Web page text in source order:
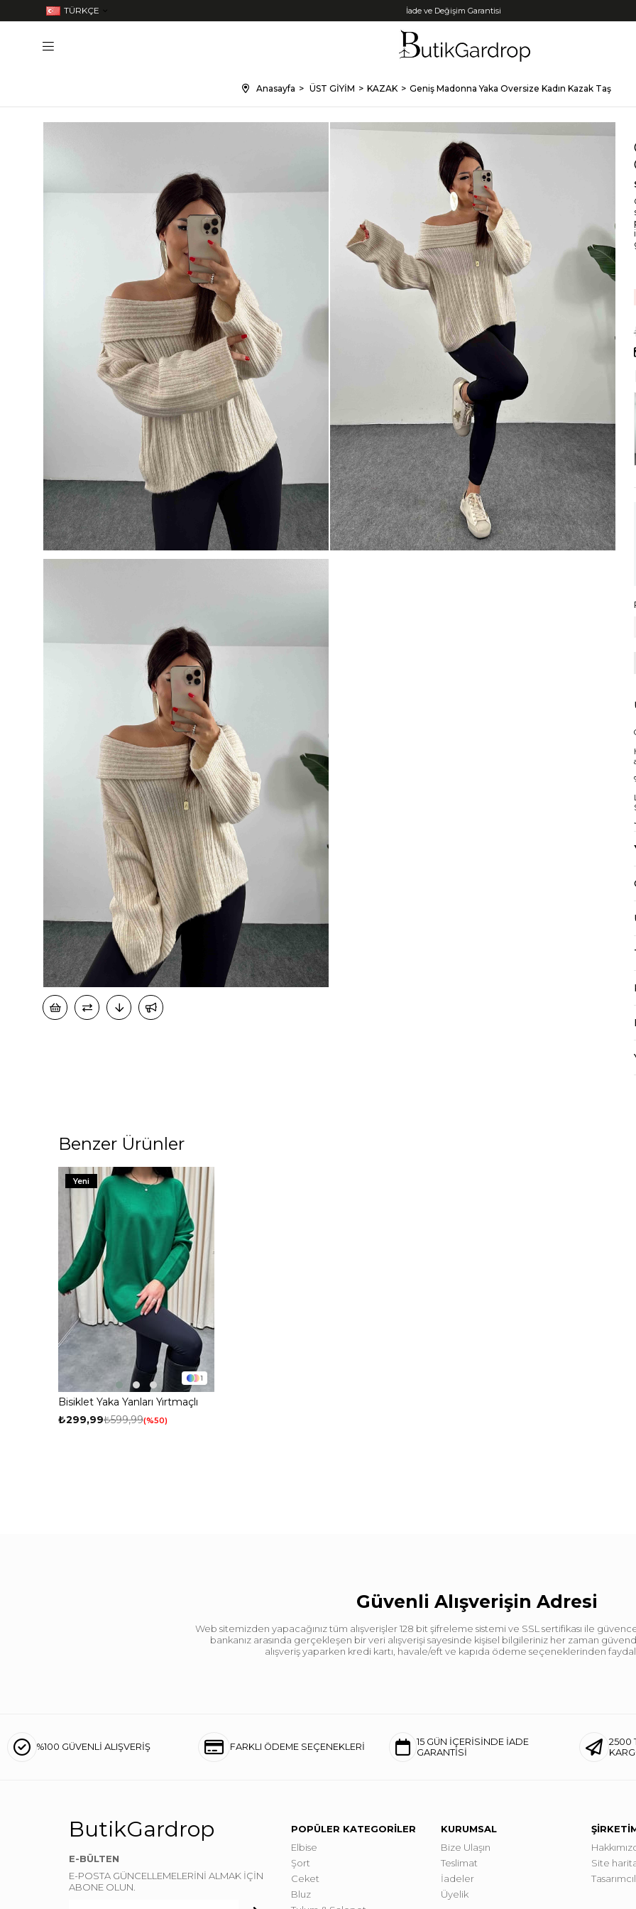
TÜRKÇE Tüm Kredi Kartlarına +12 Taksit İmkanı!
Anasayfa ÜST GİYİM KAZAK Geniş Madonna Yaka Oversize Kadın Kazak Taş
Benzer Ürünler
1
Bisiklet Yaka Yanları Yırtmaçlı
Triko Kazak Yeşil
₺299,99₺599,99 %50
Yeni
Güvenli Alışverişin Adresi
Web sitemizden yapacağınız tüm alışverişler 128 bit şifreleme sistemi ve SSL sertifikası ile
bankanız arasında gerçekleşen bir veri alışverişi sayesinde kişisel bilgileriniz her zaman
alışveriş yaparken kredi kartı, havale/eft ve kapıda ödeme seçeneklerinden
%100 GÜVENLİ ALIŞVERİŞ FARKLI ÖDEME SEÇENEKLERİ
15 GÜN İÇERİSİNDE İADE
GARANTİSİ
2500
ButikGardrop
E-BÜLTEN
E-POSTA GÜNCELLEMELERİNİ ALMAK İÇİN
ABONE OLUN.
POPÜLER KATEGORİLER
Elbise
Şort
Ceket
Bluz
KURUMSAL
Bize Ulaşın
Teslimat
İadeler
Üyelik
Site